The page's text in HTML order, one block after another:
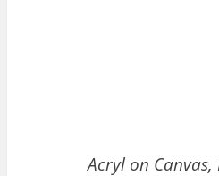
Acryl on